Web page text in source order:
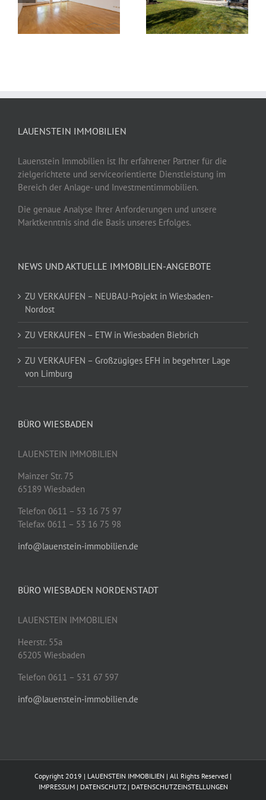
in begehrter Lage
von Limburg
mit Dachterrasse
in Kelkheim
LAUENSTEIN IMMOBILIEN
Lauenstein Immobilien ist Ihr erfahrener Partner für die
zielgerichtete und serviceorientierte Dienstleistung im
Bereich der Anlage- und Investmentimmobilien.
Die genaue Analyse Ihrer Anforderungen und unsere
Marktkenntnis sind die Basis unseres Erfolges.
NEWS UND AKTUELLE IMMOBILIEN-ANGEBOTE
ZU VERKAUFEN – NEUBAU-Projekt in Wiesbaden-
Nordost
ZU VERKAUFEN – ETW in Wiesbaden Biebrich
ZU VERKAUFEN – Großzügiges EFH in begehrter Lage
von Limburg
BÜRO WIESBADEN
LAUENSTEIN IMMOBILIEN
Mainzer Str. 75
65189 Wiesbaden
Telefon 0611 – 53 16 75 97
Telefax 0611 – 53 16 75 98
info@lauenstein-immobilien.de
BÜRO WIESBADEN NORDENSTADT
LAUENSTEIN IMMOBILIEN
Heerstr. 55a
65205 Wiesbaden
Telefon 0611 – 531 67 597
info@lauenstein-immobilien.de
Copyright 2019 | LAUENSTEIN IMMOBILIEN | All Rights Reserved |
IMPRESSUM| DATENSCHUTZ| DATENSCHUTZEINSTELLUNGEN